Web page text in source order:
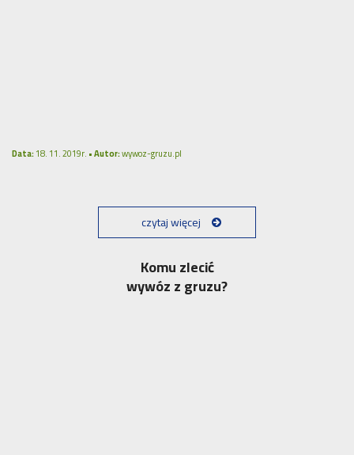
Data:18. 11. 2019r. •Autor:wywoz-gruzu.pl
czytaj więcej
Komu zlecić
wywóz z gruzu?